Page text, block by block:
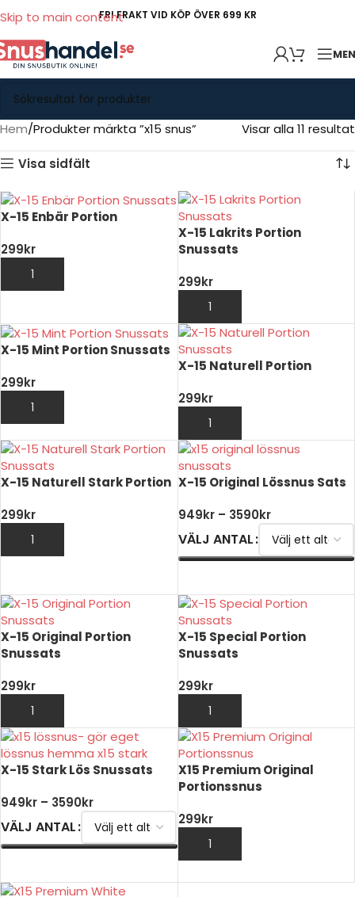
Skip to main contentFRI FRAKT VID KÖP ÖVER 699 KR
Hem Produkter märkta ”x15 snus” Visar alla 11 resultat
Visa sidfält
X-15 Enbär Portion
299kr
LÄGG TILL I VARUKORG
X-15 Lakrits Portion
Snussats
299kr
LÄGG TILL I VARUKORG
X-15 Mint Portion Snussats
299kr
LÄGG TILL I VARUKORG
X-15 Naturell Portion
299kr
LÄGG TILL I VARUKORG
X-15 Naturell Stark Portion
299kr
LÄGG TILL I VARUKORG
X-15 Original Lössnus Sats
949kr – 3590kr
VÄLJ ANTAL
X-15 Original Portion
Snussats
299kr
LÄGG TILL I VARUKORG
X-15 Special Portion
Snussats
299kr
LÄGG TILL I VARUKORG
X-15 Stark Lös Snussats
949kr – 3590kr
VÄLJ ANTAL
X15 Premium Original
Portionssnus
299kr
LÄGG TILL I VARUKORG